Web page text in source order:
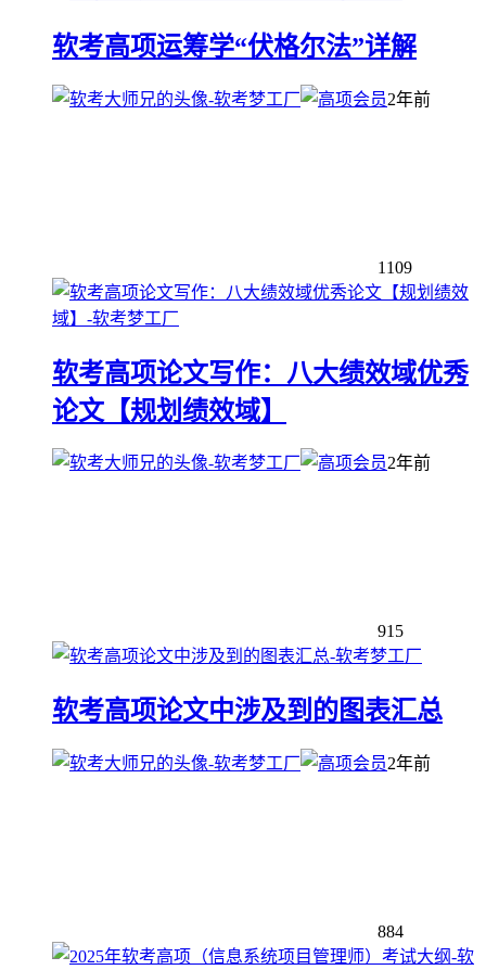
软考高项运筹学“伏格尔法”详解
2年前
1109
软考高项论文写作：八大绩效域优秀
论文【规划绩效域】
2年前
915
软考高项论文中涉及到的图表汇总
2年前
884